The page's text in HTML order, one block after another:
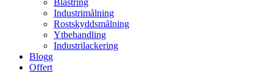
Blästring
Industrimålning
Rostskyddsmålning
Ytbehandling
Industrilackering
Blogg
Offert